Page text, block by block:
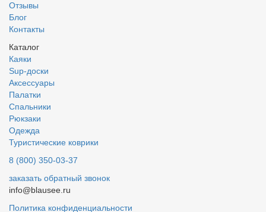
Отзывы
Блог
Контакты
Каталог
Каяки
Sup-доски
Аксессуары
Палатки
Спальники
Рюкзаки
Одежда
Туристические коврики
8 (800) 350-03-37
заказать обратный звонок
info@blausee.ru
Политика конфиденциальности